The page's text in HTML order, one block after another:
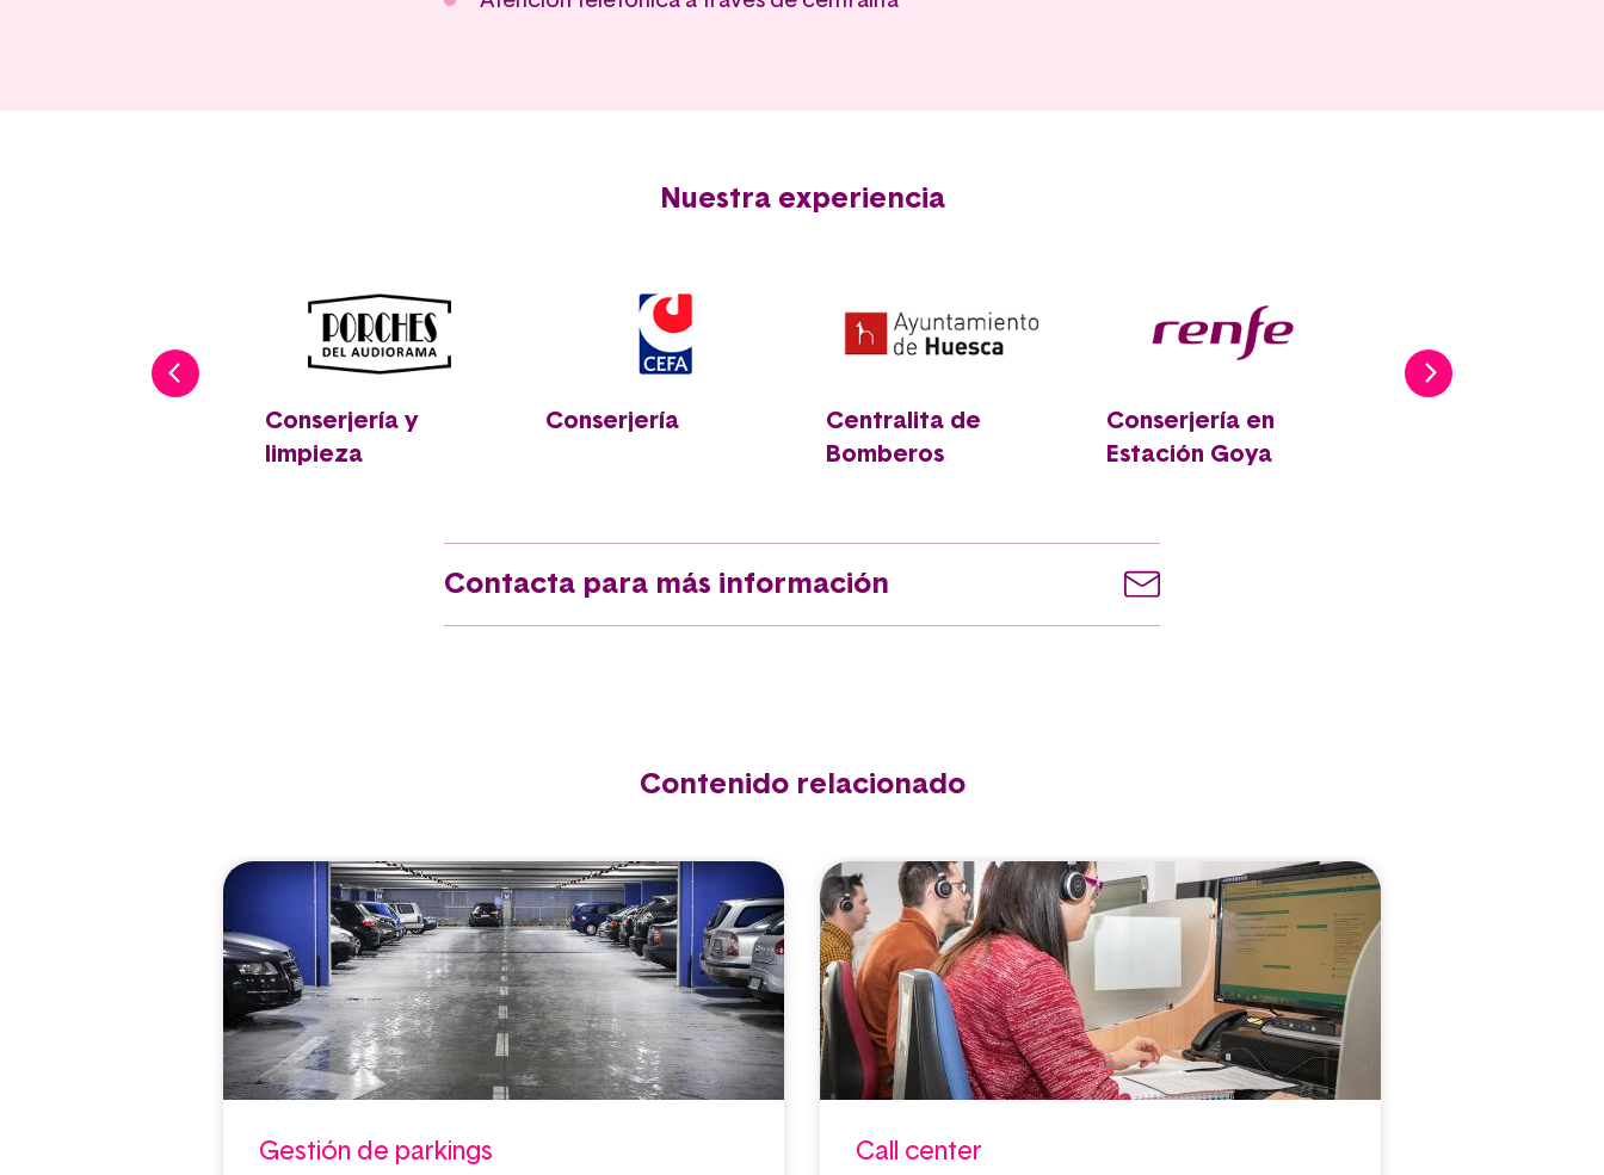
Nuestra experiencia
Conserjería y
limpieza
Conserjería
Centralita de
Bomberos
Conserjería en
Estación Goya
Contacta para más información
Contenido relacionado
Gestión de parkings Call center